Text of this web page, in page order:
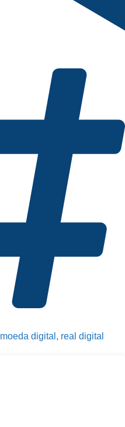
moeda digital , real digital